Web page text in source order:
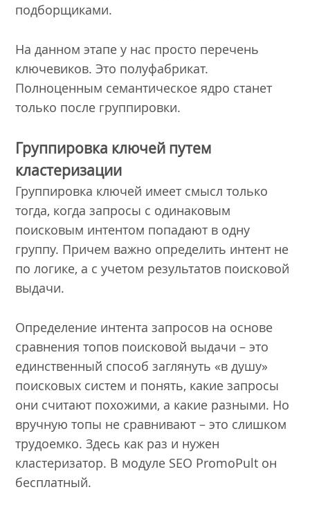
подборщиками.
На данном этапе у нас просто перечень
ключевиков. Это полуфабрикат.
Полноценным семантическое ядро станет
только после группировки.
Группировка ключей путем
кластеризации
Группировка ключей имеет смысл только
тогда, когда запросы с одинаковым
поисковым интентом попадают в одну
группу. Причем важно определить интент не
по логике, а с учетом результатов поисковой
выдачи.
Определение интента запросов на основе
сравнения топов поисковой выдачи – это
единственный способ заглянуть «в душу»
поисковых систем и понять, какие запросы
они считают похожими, а какие разными. Но
вручную топы не сравнивают – это слишком
трудоемко. Здесь как раз и нужен
кластеризатор. В модуле SEO PromoPult он
бесплатный.